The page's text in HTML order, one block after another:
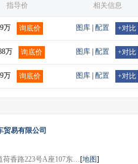
指导价 相关信息
万 询底价 图库 配置 +对比
万 询底价 图库 配置 +对比
万 询底价 图库 配置 +对比
贸易有限公司
荷香路223号A座107东…[地图]